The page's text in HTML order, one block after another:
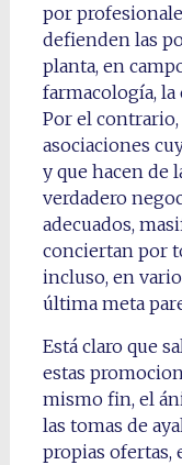
por
defienden las
planta, en
farmacología,
Por el
asociaciones
y que hacen de
verdadero
adecuados,
conciertan por
incluso, en
última meta
Está claro que
estas
mismo fin, el
las tomas de
propias ofertas,